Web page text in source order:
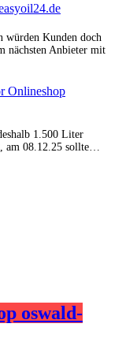
würden Kunden doch
nächsten Anbieter mit
Onlineshop
1.500 Liter
am 08.12.25 sollte…
oswald-